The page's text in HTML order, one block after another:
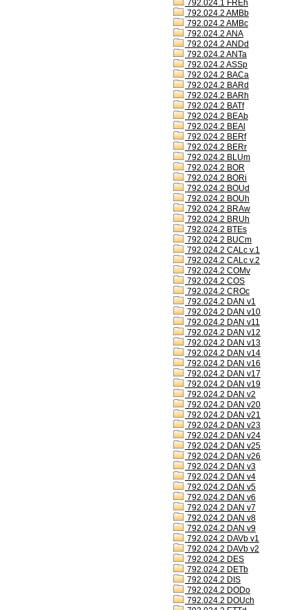
792.024.1 FREh
792.024.2 AMBb
792.024.2 AMBc
792.024.2 ANA
792.024.2 ANDd
792.024.2 ANTa
792.024.2 ASSp
792.024.2 BACa
792.024.2 BARd
792.024.2 BARh
792.024.2 BATf
792.024.2 BEAb
792.024.2 BEAl
792.024.2 BERf
792.024.2 BERr
792.024.2 BLUm
792.024.2 BOR
792.024.2 BORi
792.024.2 BOUd
792.024.2 BOUh
792.024.2 BRAw
792.024.2 BRUh
792.024.2 BTEs
792.024.2 BUCm
792.024.2 CALc v.1
792.024.2 CALc v.2
792.024.2 COMv
792.024.2 COS
792.024.2 CROc
792.024.2 DAN v1
792.024.2 DAN v10
792.024.2 DAN v11
792.024.2 DAN v12
792.024.2 DAN v13
792.024.2 DAN v14
792.024.2 DAN v16
792.024.2 DAN v17
792.024.2 DAN v19
792.024.2 DAN v2
792.024.2 DAN v20
792.024.2 DAN v21
792.024.2 DAN v23
792.024.2 DAN v24
792.024.2 DAN v25
792.024.2 DAN v26
792.024.2 DAN v3
792.024.2 DAN v4
792.024.2 DAN v5
792.024.2 DAN v6
792.024.2 DAN v7
792.024.2 DAN v8
792.024.2 DAN v9
792.024.2 DAVb v1
792.024.2 DAVb v2
792.024.2 DES
792.024.2 DETb
792.024.2 DIS
792.024.2 DODo
792.024.2 DOUch